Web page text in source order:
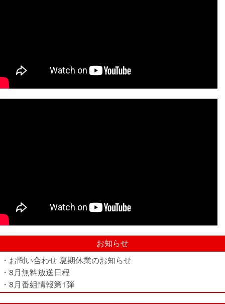
お知らせ
・お問い合わせ 夏期休業のお知らせ
・8月無料放送日程
・8月番組情報第1弾